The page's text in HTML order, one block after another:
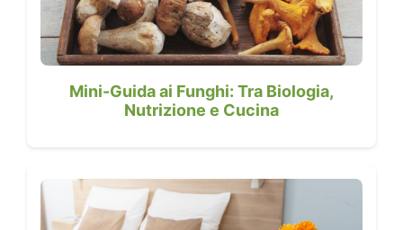
Mini-Guida ai Funghi: Tra Biologia,
Nutrizione e Cucina